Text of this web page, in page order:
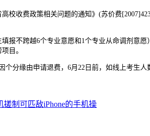
收费政策相关问题的通知》(苏价费
不跨越6个专业意愿和1个专业从命调剂意
目。
缘由申请退费，6月22日前，如线上考生
制可匹敌iPhone的手机操